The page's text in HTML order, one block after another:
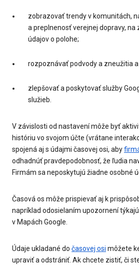
zobrazovať trendy v komunitách,
a preplnenosť verejnej dopravy, na
údajov o polohe;
rozpoznávať podvody a zneužitia
zlepšovať a poskytovať služby
služieb.
V závislosti od nastavení môže byť
históriu vo svojom účte (vrátane
spojená aj s údajmi časovej osi, aby
odhadnúť pravdepodobnosť, že ľudia
Firmám sa neposkytujú žiadne osobné
Časová os môže prispievať aj k
napríklad odosielaním upozornení
v Mapách Google.
Údaje ukladané do časovej osi môžete
upraviť a odstrániť. Ak chcete zistiť, či